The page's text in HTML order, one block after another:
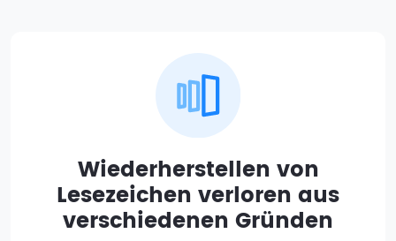
Wiederherstellen von
Lesezeichen verloren aus
verschiedenen Gründen